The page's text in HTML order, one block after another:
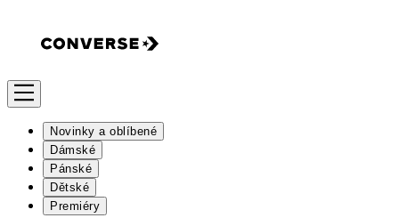
Novinky a oblíbené
Dámské
Pánské
Dětské
Premiéry